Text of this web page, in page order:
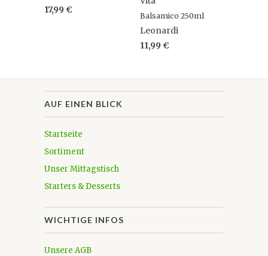
17,99 €
Balsamico 250ml
Leonardi
11,99 €
AUF EINEN BLICK
Startseite
Sortiment
Unser Mittagstisch
Starters & Desserts
WICHTIGE INFOS
Unsere AGB